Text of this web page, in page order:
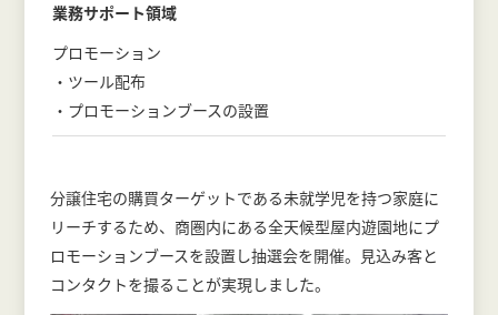
業務サポート領域
プロモーション
・ツール配布
・プロモーションブースの設置
分譲住宅の購買ターゲットである未就学児を持つ家庭に
リーチするため、商圏内にある全天候型屋内遊園地にプ
ロモーションブースを設置し抽選会を開催。見込み客と
コンタクトを撮ることが実現しました。